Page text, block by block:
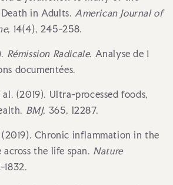
Death in Adults.American Journal of
, 14(4), 245-258.
Rémission Radicale. Analyse de 1
documentées.
(2019). Ultra-processed foods,
BMJ, 365, l2287.
(2019). Chronic inflammation in the
the life span. Nature
1832.